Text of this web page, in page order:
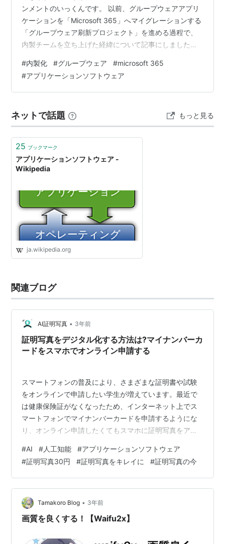
ンメントのいっくんです。 以前、グループウェアアプリ
ケーションを「Microsoft 365」へマイグレーションする
「グループウェア刷新プロジェクト」を進める過程で、
内製チームを立ち上げた経緯について記事にしました。
のグループウェアアプリケーションのリニューアルを終
えました。今回は、そんなプロジェクトの過程や成果、
学んだことについてお伝えできればと思います。 300本
多すぎる！ 開発のゆくえ 足掛け3年でマイグレーション
を完遂 300本のグ…
#内製化 #グループウェア #microsoft 365
#アプリケーションソフトウェア
ネットで話題 もっと見る
25 ブックマーク
アプリケーションソフトウェア -
Wikipedia
ja.wikipedia.org
関連ブログ
AI証明写真 • 3年前
証明写真をデジタル化する方法は?マイナンバーカ
ードをスマホでオンライン申請する
スマートフォンの普及により、さまざまな証明書や試験
をオンラインで申請したい学生が増えています。最近で
は健康保険証がなくなったため、インターネット上でス
マートフォンでマイナンバーカードを申請するようにな
り、オンライン申請したくてもスマホに証明写真をアッ
う。 そのため、スマートフォンで30秒で電子証明写真を
作成し、すぐにオンラインでマイナンバーカードを申請
する最も便利な方法をお勧めします。 モクロク マイナン
バーカード 電子写真の要求 証明写真 デジタル化のすす
め方 おすすめアプリ:AI証明写真 スマホ 証明写真の作成
手順 証明写真のデジタル化Q＆A…
#AI #人工知能 #アプリケーションソフトウェア
#証明写真30円 #証明写真をキレイに #証明写真の今
Tamakoro Blog • 3年前
画質を良くする！【Waifu2x】